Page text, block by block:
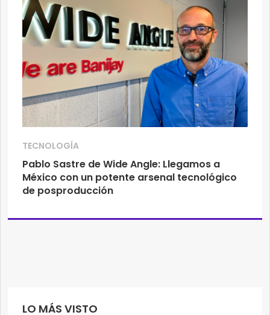
LO MÁS VISTO
TECNOLOGÍA
Pablo Sastre de Wide Angle: Llegamos a
México con un potente arsenal tecnológico
de posproducción